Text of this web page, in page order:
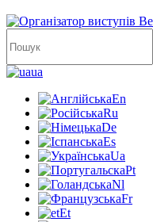
ua
En
Ru
De
Es
Ua
Pt
Nl
Fr
Et